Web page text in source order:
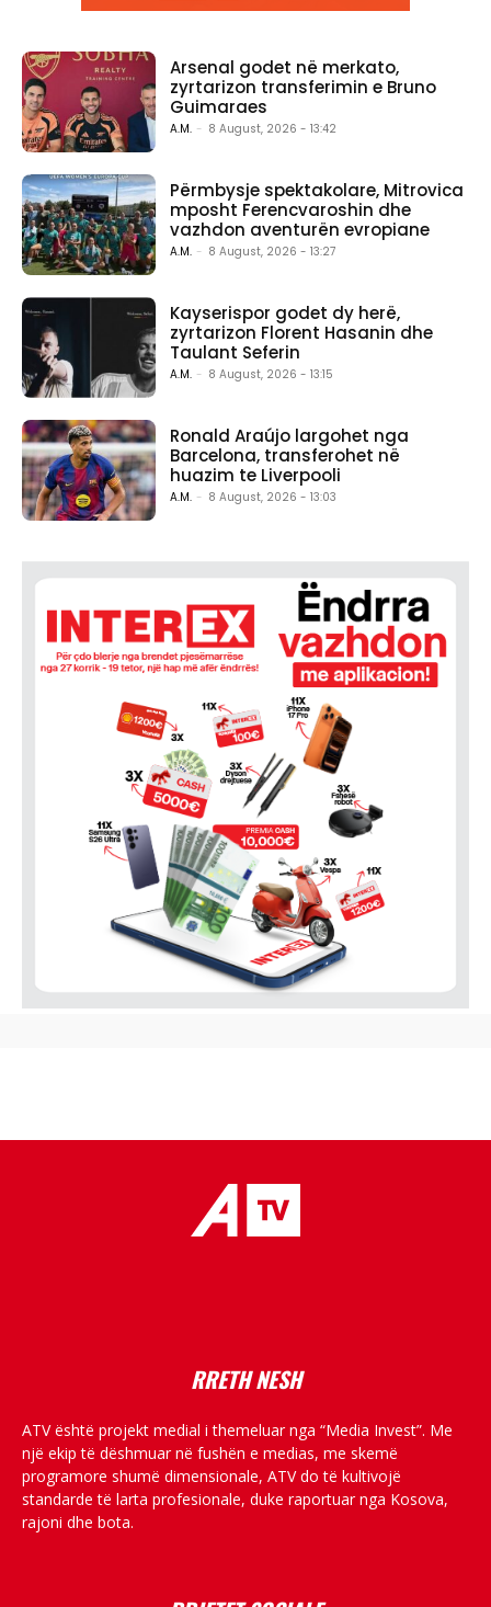
Arsenal godet në merkato,
zyrtarizon transferimin e Bruno
Guimaraes
A.M. - 8 August, 2026 - 13:42
Përmbysje spektakolare, Mitrovica
mposht Ferencvaroshin dhe
vazhdon aventurën evropiane
A.M. - 8 August, 2026 - 13:27
Kayserispor godet dy herë,
zyrtarizon Florent Hasanin dhe
Taulant Seferin
A.M. - 8 August, 2026 - 13:15
Ronald Araújo largohet nga
Barcelona, transferohet në
huazim te Liverpooli
A.M. - 8 August, 2026 - 13:03
RRETH NESH
ATV është projekt medial i themeluar nga “Media Invest”. Me
një ekip të dëshmuar në fushën e medias, me skemë
programore shumë dimensionale, ATV do të kultivojë
standarde të larta profesionale, duke raportuar nga Kosova,
rajoni dhe bota.